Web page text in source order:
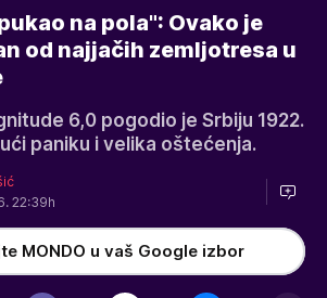
na pola": Ovako je
od najjačih zemljotresa u
6,0 pogodio je Srbiju 1922.
paniku i velika oštećenja.
22:39h
MONDO u vaš Google izbor